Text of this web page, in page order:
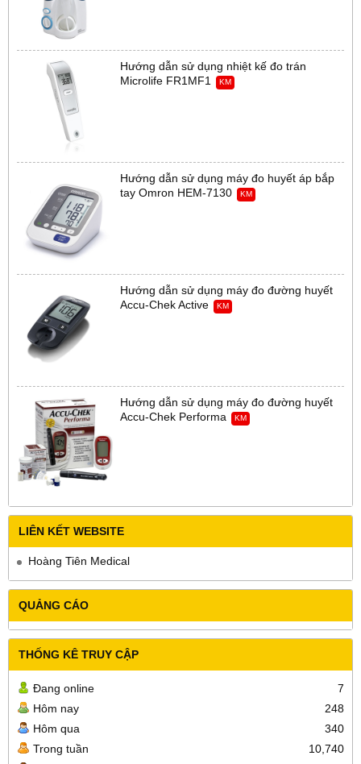
Hướng dẫn sử dụng nhiệt kế đo trán
Microlife FR1MF1
KM
Hướng dẫn sử dụng máy đo huyết áp bắp
tay Omron HEM-7130
KM
Hướng dẫn sử dụng máy đo đường huyết
Accu-Chek Active
KM
Hướng dẫn sử dụng máy đo đường huyết
Accu-Chek Performa
KM
LIÊN KẾT WEBSITE
Hoàng Tiên Medical
QUẢNG CÁO
THỐNG KÊ TRUY CẬP
Đang online
7
Hôm nay
248
Hôm qua
340
Trong tuần
10,740